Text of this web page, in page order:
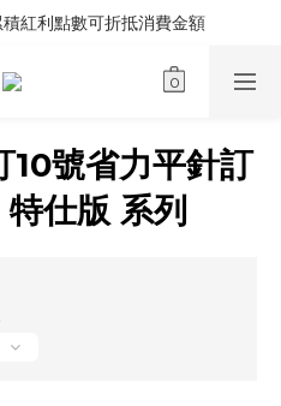
紅利點數可折抵消費金額
10號省力平針訂
特仕版 系列